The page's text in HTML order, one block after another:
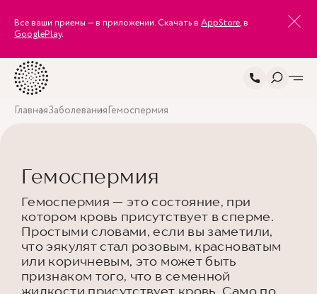
Все ваши приемы — в приложении. Скачать в AppStore, в
GooglePlay.
ГлавнаяЗаболеванияГемоспермия
Гемоспермия
Гемоспермия — это состояние, при
котором кровь присутствует в сперме.
Простыми словами, если вы заметили,
что эякулят стал розовым, красноватым
или коричневым, это может быть
признаком того, что в семенной
жидкости присутствует кровь. Само по